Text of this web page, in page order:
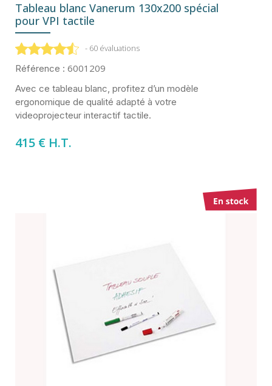
Tableau blanc Vanerum 130x200 spécial
pour VPI tactile
- 60 évaluations
Référence : 6001209
Avec ce tableau blanc, profitez d’un modèle
ergonomique de qualité adapté à votre
videoprojecteur interactif tactile.
415 € H.T.